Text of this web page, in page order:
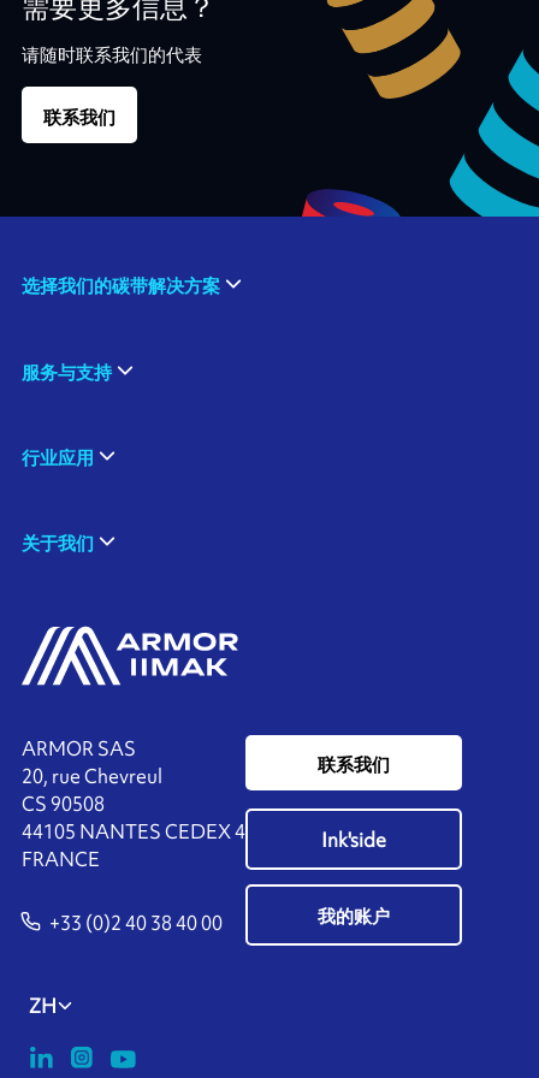
请随时联系我们的代表
联系我们
ARMOR SAS
20, rue Chevreul
CS 90508
44105 NANTES CEDEX 4
FRANCE
+33 (0)2 40 38 40 00
联系我们
Ink'side
我的账户
ZH
选择我们的碳带解决方案
服务与支持
行业应用
关于我们